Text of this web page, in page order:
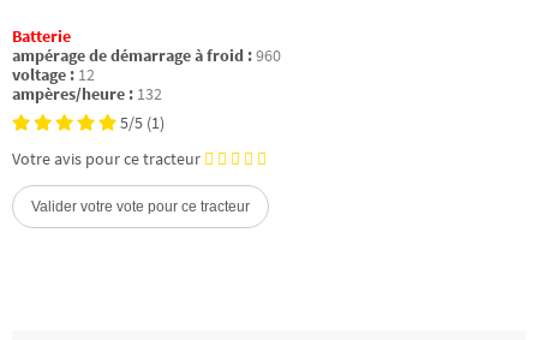
Batterie
ampérage de démarrage à froid :960
voltage : 12
ampères/heure : 132
5/5 (1)
Votre avis pour ce tracteur